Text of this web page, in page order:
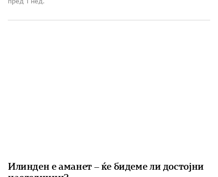
Свети Илија како силен заштитник и небесен чувар. Во
Илинден е аманет – ќе бидеме ли достојни